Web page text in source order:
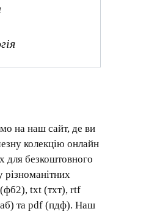
на наш сайт, де ви
колекцію онлайн
для безкоштовного
різноманітних
txt (тхт), rtf
та pdf (пдф). Наш